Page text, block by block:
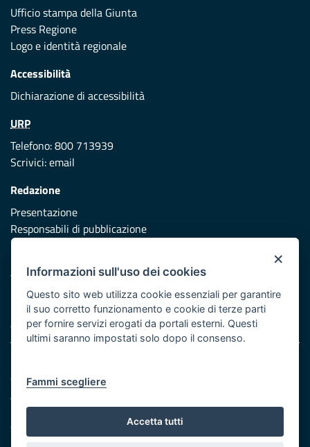
Ufficio stampa della Giunta
Press Regione
Logo e identità regionale
Accessibilità
Dichiarazione di accessibilità
URP
Telefono: 800 713939
Scrivici:email
Redazione
Presentazione
Responsabili di pubblicazione
Vai al sito di Protezione Civile Puglia
Iniziativa finanziata con risorse del POR Puglia 2014/2020 -
Asse XI
Cookie e privacy
Atti di notifica
Feed RSS
Servizi Intranet
×
Informazioni sull'uso dei cookies
Questo sito web utilizza cookie essenziali per garantire
il suo corretto funzionamento e cookie di terze parti
per fornire servizi erogati da portali esterni. Questi
ultimi saranno impostati solo dopo il consenso.
Fammi scegliere
Accetta tutti